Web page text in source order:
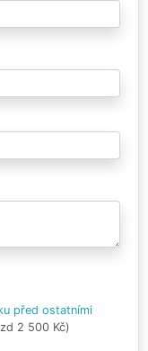
před ostatními
2 500 Kč)